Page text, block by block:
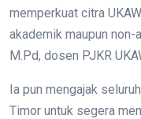
memperkuat citra
akademik maupun non-
M.Pd, dosen PJKR
Ia pun mengajak
Timor untuk segera